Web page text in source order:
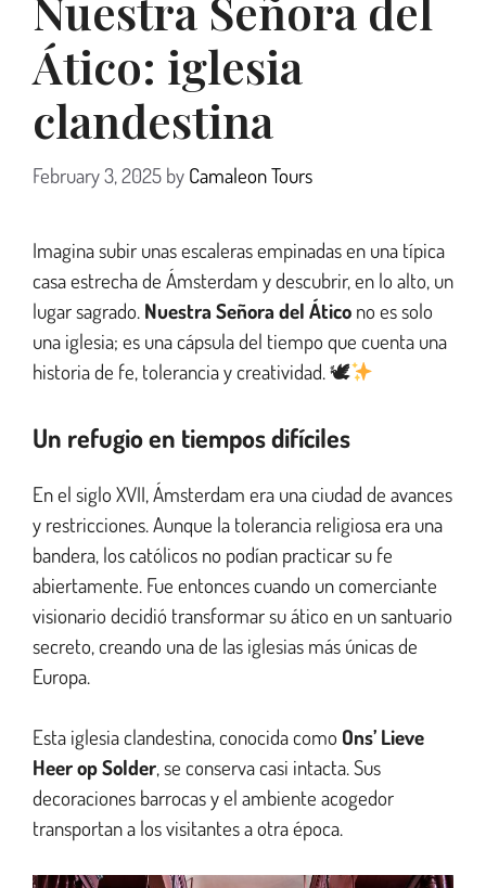
Ático: iglesia
clandestina
February 3, 2025 by Camaleon Tours
Imagina subir unas escaleras empinadas en una típica
casa estrecha de Ámsterdam y descubrir, en lo alto, un
lugar sagrado. Nuestra Señora del Ático no es solo
una iglesia; es una cápsula del tiempo que cuenta una
historia de fe, tolerancia y creatividad. 🕊
Un refugio en tiempos difíciles
En el siglo XVII, Ámsterdam era una ciudad de avances
y restricciones. Aunque la tolerancia religiosa era una
bandera, los católicos no podían practicar su fe
abiertamente. Fue entonces cuando un comerciante
visionario decidió transformar su ático en un santuario
secreto, creando una de las iglesias más únicas de
Europa.
Esta iglesia clandestina, conocida como Ons’ Lieve
Heer op Solder, se conserva casi intacta. Sus
decoraciones barrocas y el ambiente acogedor
transportan a los visitantes a otra época.